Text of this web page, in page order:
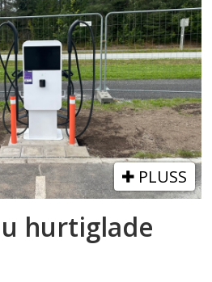
PLUSS
hurtiglade